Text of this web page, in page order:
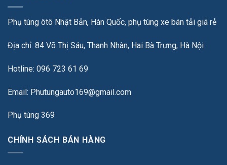
Phụ tùng ôtô Nhật Bản, Hàn Quốc, phụ tùng xe bán tải giá rẻ
Địa chỉ: 84 Võ Thị Sáu, Thanh Nhàn, Hai Bà Trưng, Hà Nội
Hotline: 096 723 61 69
Email: Phutungauto169@gmail.com
Phụ tùng 369
CHÍNH SÁCH BÁN HÀNG